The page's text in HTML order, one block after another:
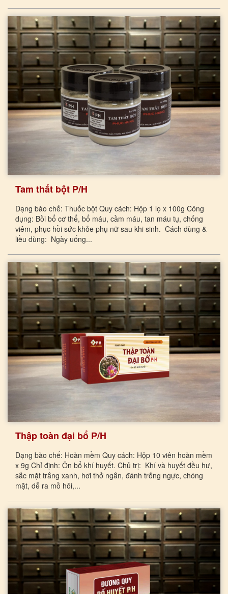
Tam thất bột P/H
Dạng bào chế: Thuốc bột Quy cách: Hộp 1 lọ x 100g Công
dụng: Bồi bổ cơ thể, bổ máu, cầm máu, tan máu tụ, chống
viêm, phục hồi sức khỏe phụ nữ sau khi sinh. Cách dùng &
liều dùng: Ngày uống...
Thập toàn đại bổ P/H
Dạng bào chế: Hoàn mềm Quy cách: Hộp 10 viên hoàn mềm
x 9g Chỉ định: Ôn bổ khí huyết. Chủ trị: Khí và huyết đều hư,
sắc mặt trắng xanh, hơi thở ngắn, đánh trống ngực, chóng
mặt, dễ ra mồ hôi,...